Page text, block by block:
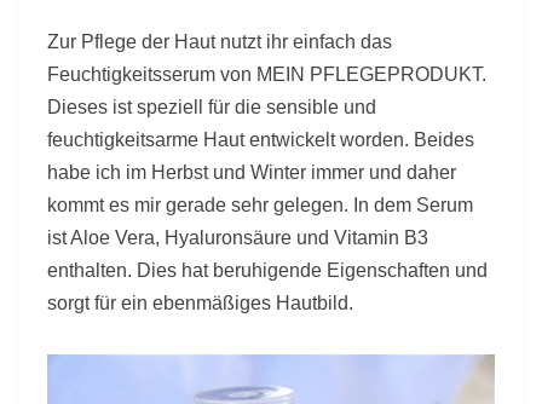
Zur Pflege der Haut nutzt ihr einfach das
Feuchtigkeitsserum von MEIN PFLEGEPRODUKT.
Dieses ist speziell für die sensible und
feuchtigkeitsarme Haut entwickelt worden. Beides
habe ich im Herbst und Winter immer und daher
kommt es mir gerade sehr gelegen. In dem Serum
ist Aloe Vera, Hyaluronsäure und Vitamin B3
enthalten. Dies hat beruhigende Eigenschaften und
sorgt für ein ebenmäßiges Hautbild.